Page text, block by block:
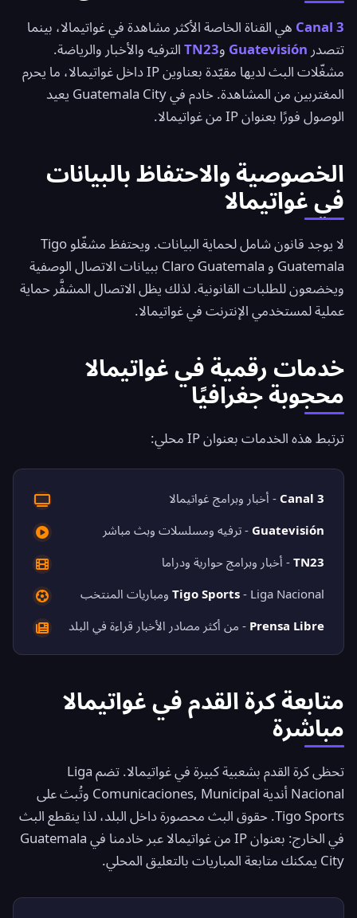
Canal 3 هي القناة الخاصة الأكثر مشاهدة في غواتيمالا، بينما
تتصدر Guatevisión وTN23 الترفيه والأخبار والرياضة.
مشغّلات البث لديها مقيّدة بعناوين IP داخل غواتيمالا، ما يحرم
المغتربين من المشاهدة. خادم في Guatemala City يعيد
الوصول فورًا بعنوان IP من غواتيمالا.
الخصوصية والاحتفاظ بالبيانات
في غواتيمالا
لا يوجد قانون شامل لحماية البيانات. ويحتفظ مشغّلو Tigo
Guatemala و Claro Guatemala ببيانات الاتصال الوصفية
ويخضعون للطلبات القانونية. لذلك يظل الاتصال المشفَّر حماية
عملية لمستخدمي الإنترنت في غواتيمالا.
خدمات رقمية في غواتيمالا
محجوبة جغرافيًا
ترتبط هذه الخدمات بعنوان IP محلي:
Canal 3 - أخبار وبرامج غواتيمالا
Guatevisión - ترفيه ومسلسلات وبث مباشر
TN23 - أخبار وبرامج حوارية ودراما
Tigo Sports - Liga Nacional ومباريات المنتخب
Prensa Libre - من أكثر مصادر الأخبار قراءة في البلد
متابعة كرة القدم في غواتيمالا
مباشرة
تحظى كرة القدم بشعبية كبيرة في غواتيمالا. تضم Liga
Nacional أندية Comunicaciones, Municipal وتُبث على
Tigo Sports. حقوق البث محصورة داخل البلد، لذا ينقطع البث
في الخارج: بعنوان IP من غواتيمالا عبر خادمنا في Guatemala
City يمكنك متابعة المباريات بالتعليق المحلي.